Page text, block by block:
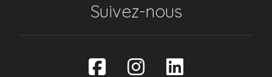
Suivez-nous